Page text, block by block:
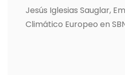
Jesús Iglesias Sauglar,
Climático Europeo en